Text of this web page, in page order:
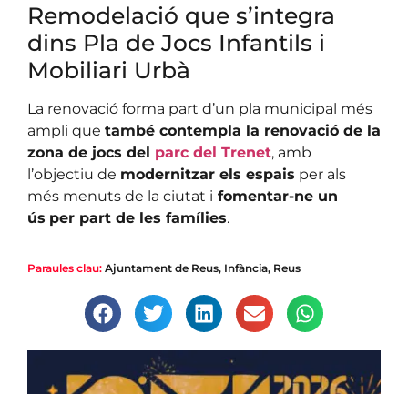
Remodelació que s’integra
dins Pla de Jocs Infantils i
Mobiliari Urbà
La renovació forma part d’un pla municipal més
ampli que també contempla la renovació de la
zona de jocs del parc del Trenet, amb
l’objectiu de modernitzar els espais per als
més menuts de la ciutat i fomentar-ne un
ús per part de les famílies.
Paraules clau: Ajuntament de Reus, Infància, Reus